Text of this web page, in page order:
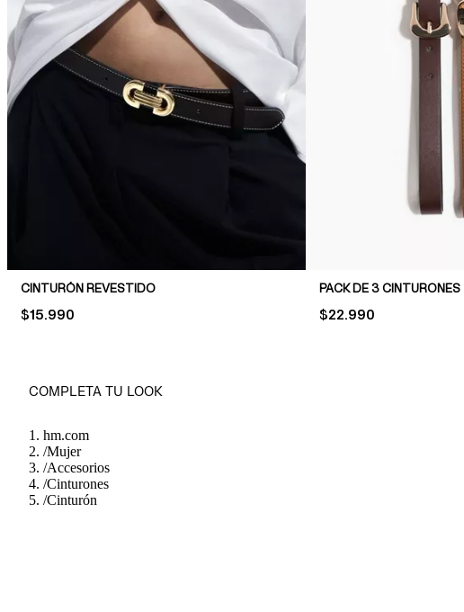
CINTURÓN REVESTIDO
PRICE:
$15.990
PACK DE 3 CINTURONES
PRICE:
$22.990
COMPLETA TU LOOK
hm.com
/Mujer
/Accesorios
/Cinturones
/Cinturón